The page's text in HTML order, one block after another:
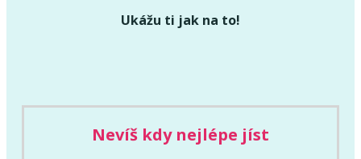
Ukážu ti jak na to!
Nevíš kdy nejlépe jíst